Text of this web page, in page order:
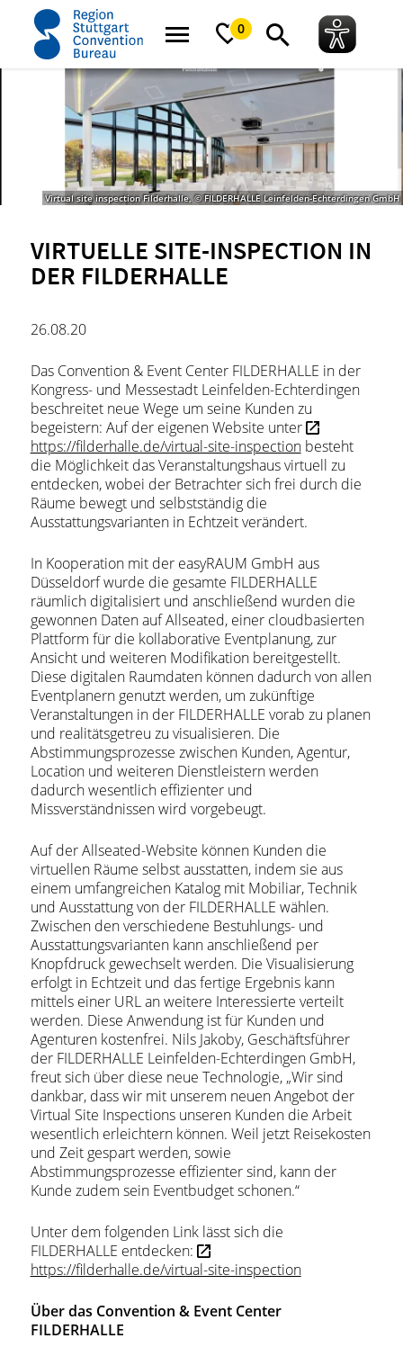
0
Startseite News Virtuelle Site-Inspection in der
Virtual site inspection Filderhalle, © FILDERHALLE Leinfelden-Echterdingen GmbH
VIRTUELLE SITE-INSPECTION IN
DER FILDERHALLE
26.08.20
Das Convention & Event Center FILDERHALLE in der
Kongress- und Messestadt Leinfelden-Echterdingen
beschreitet neue Wege um seine Kunden zu
begeistern: Auf der eigenen Website unter
https://filderhalle.de/virtual-site-inspectionbesteht
die Möglichkeit das Veranstaltungshaus virtuell zu
entdecken, wobei der Betrachter sich frei durch die
Räume bewegt und selbstständig die
Ausstattungsvarianten in Echtzeit verändert.
In Kooperation mit der easyRAUM GmbH aus
Düsseldorf wurde die gesamte FILDERHALLE
räumlich digitalisiert und anschließend wurden die
gewonnen Daten auf Allseated, einer cloudbasierten
Plattform für die kollaborative Eventplanung, zur
Ansicht und weiteren Modifikation bereitgestellt.
Diese digitalen Raumdaten können dadurch von allen
Eventplanern genutzt werden, um zukünftige
Veranstaltungen in der FILDERHALLE vorab zu planen
und realitätsgetreu zu visualisieren. Die
Abstimmungsprozesse zwischen Kunden, Agentur,
Location und weiteren Dienstleistern werden
dadurch wesentlich effizienter und
Missverständnissen wird vorgebeugt.
Auf der Allseated-Website können Kunden die
virtuellen Räume selbst ausstatten, indem sie aus
einem umfangreichen Katalog mit Mobiliar, Technik
und Ausstattung von der FILDERHALLE wählen.
Zwischen den verschiedene Bestuhlungs- und
Ausstattungsvarianten kann anschließend per
Knopfdruck gewechselt werden. Die Visualisierung
erfolgt in Echtzeit und das fertige Ergebnis kann
mittels einer URL an weitere Interessierte verteilt
werden. Diese Anwendung ist für Kunden und
Agenturen kostenfrei. Nils Jakoby, Geschäftsführer
der FILDERHALLE Leinfelden-Echterdingen GmbH,
freut sich über diese neue Technologie, „Wir sind
dankbar, dass wir mit unserem neuen Angebot der
Virtual Site Inspections unseren Kunden die Arbeit
wesentlich erleichtern können. Weil jetzt Reisekosten
und Zeit gespart werden, sowie
Abstimmungsprozesse effizienter sind, kann der
Kunde zudem sein Eventbudget schonen.“
Unter dem folgenden Link lässt sich die
FILDERHALLE entdecken:
https://filderhalle.de/virtual-site-inspection
Über das Convention & Event Center
FILDERHALLE